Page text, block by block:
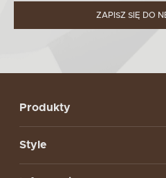
ZAPISZ SIĘ DO
Produkty
Style